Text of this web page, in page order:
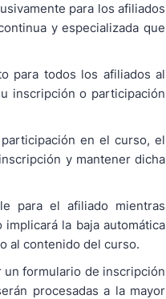
para los afiliados
y especializada que
para todos los afiliados al
inscripción o participación
en el curso, el
y mantener dicha
para el afiliado mientras
la baja automática
al contenido del curso.
un formulario de inscripción
procesadas a la mayor